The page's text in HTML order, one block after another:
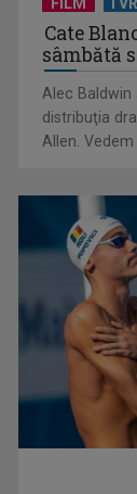
Cătălin
Cupei
CM 2026:
Argentina
FILM
Cate
sâmbătă
Alec Baldwin
distribuţia